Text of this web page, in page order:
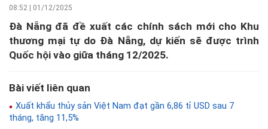
08:52 | 01/12/2025
Đà Nẵng đã đề xuất các chính sách mới cho Khu
thương mại tự do Đà Nẵng, dự kiến sẽ được trình
Quốc hội vào giữa tháng 12/2025.
Bài viết liên quan
Xuất khẩu thủy sản Việt Nam đạt gần 6,86 tỉ USD sau 7
tháng, tăng 11,5%